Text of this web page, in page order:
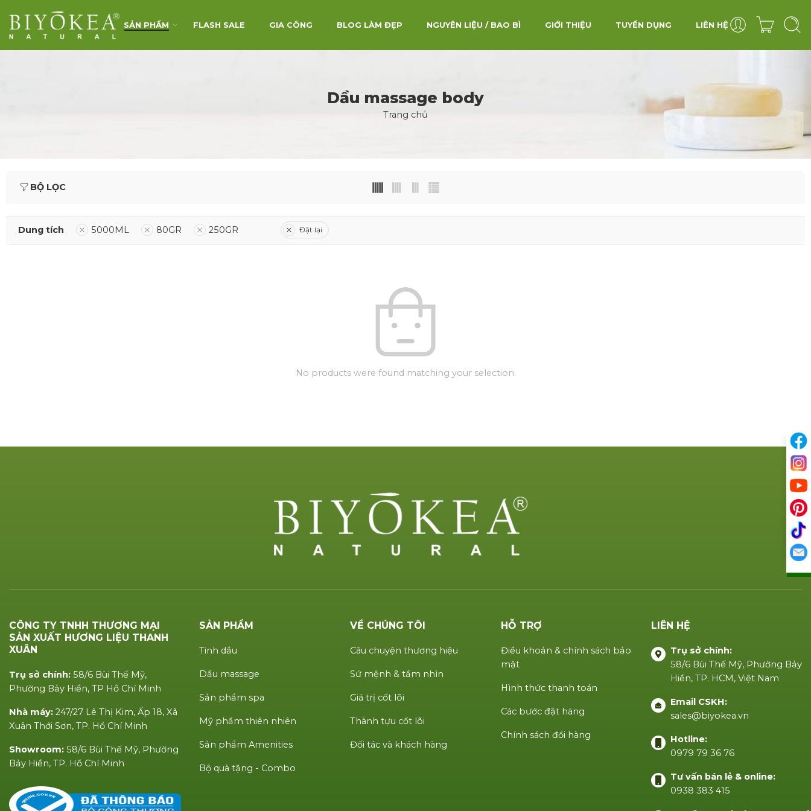
SẢN PHẨM FLASH SALE GIA CÔNG BLOG LÀM ĐẸP NGUYÊN LIỆU / BAO BÌ GIỚI THIỆU TUYỂN DỤNG LIÊN HỆ
Dầu massage body
Trang chủ
BỘ LỌC
Dung tích 5000ML 80GR 250GR Đặt lại
No products were found matching your selection.
CÔNG TY TNHH THƯƠNG MẠI
SẢN XUẤT HƯƠNG LIỆU THANH
XUÂN
Trụ sở chính: 58/6 Bùi Thế Mỹ,
Phường Bảy Hiền, TP Hồ Chí Minh
Nhà máy: 247/27 Lê Thị Kim, Ấp 18, Xã
Xuân Thới Sơn, TP. Hồ Chí Minh
Showroom: 58/6 Bùi Thế Mỹ, Phường
Bảy Hiền, TP. Hồ Chí Minh
SẢN PHẨM
Tinh dầu
Dầu massage
Sản phẩm spa
Mỹ phẩm thiên nhiên
Sản phẩm Amenities
Bộ quà tặng - Combo
VỀ CHÚNG TÔI
Câu chuyện thương hiệu
Sứ mệnh & tầm nhìn
Giá trị cốt lõi
Thành tựu cốt lõi
Đối tác và khách hàng
HỖ TRỢ
Điều khoản & chính sách bảo
mật
Hình thức thanh toán
Các bước đặt hàng
Chính sách đổi hàng
LIÊN HỆ
Trụ sở chính:
58/6 Bùi Thế Mỹ, Phường Bảy
Hiền, TP. HCM, Việt Nam
Email CSKH:
sales@biyokea.vn
Hotline:
0979 79 36 76
Tư vấn bán lẻ & online:
0938 383 415